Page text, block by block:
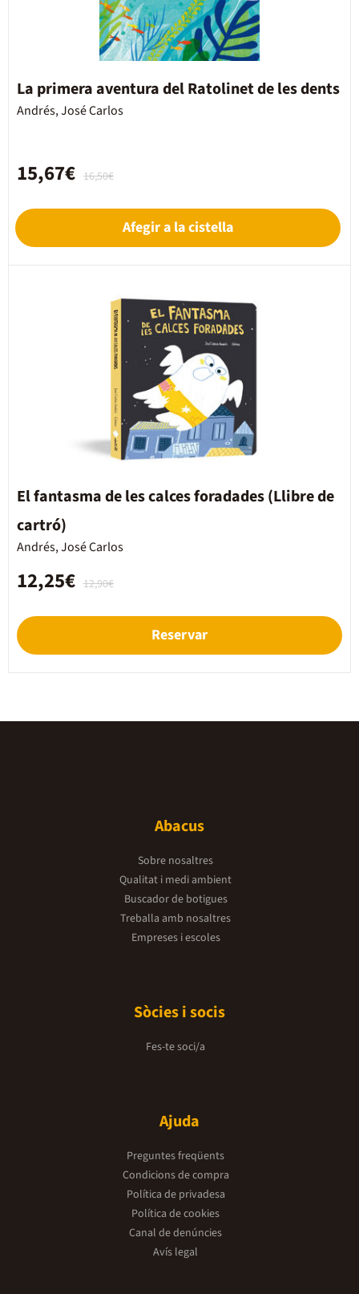
La primera aventura del Ratolinet de les dents
Andrés, José Carlos
16,50€
15,67€
Afegir a la cistella
El fantasma de les calces foradades (Llibre de
cartró)
Andrés, José Carlos
12,90€
12,25€
Reservar
Abacus
Sobre nosaltres
Qualitat i medi ambient
Buscador de botigues
Treballa amb nosaltres
Empreses i escoles
Sòcies i socis
Fes-te soci/a
Ajuda
Preguntes freqüents
Condicions de compra
Política de privadesa
Política de cookies
Canal de denúncies
Avís legal